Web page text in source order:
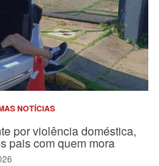
NOTÍCIAS
por violência doméstica,
pais com quem mora